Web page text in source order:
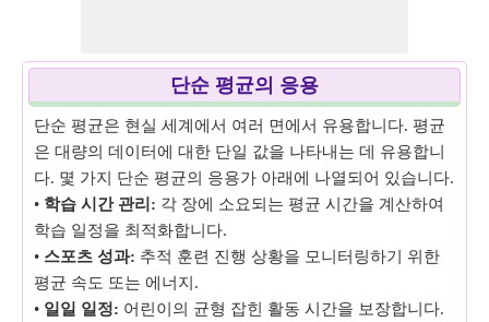
단순 평균의 응용
단순 평균은 현실 세계에서 여러 면에서 유용합니다. 평균
은 대량의 데이터에 대한 단일 값을 나타내는 데 유용합니
다. 몇 가지 단순 평균의 응용가 아래에 나열되어 있습니다.
• 학습 시간 관리: 각 장에 소요되는 평균 시간을 계산하여
학습 일정을 최적화합니다.
• 스포츠 성과: 추적 훈련 진행 상황을 모니터링하기 위한
평균 속도 또는 에너지.
• 일일 일정: 어린이의 균형 잡힌 활동 시간을 보장합니다.